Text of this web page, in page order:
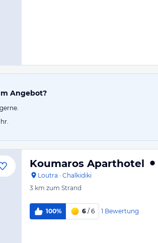
Angebot?
Koumaros Aparthotel
Loutra · Chalkidiki
3 km zum Strand
100% 6 / 6 1 Bewertung